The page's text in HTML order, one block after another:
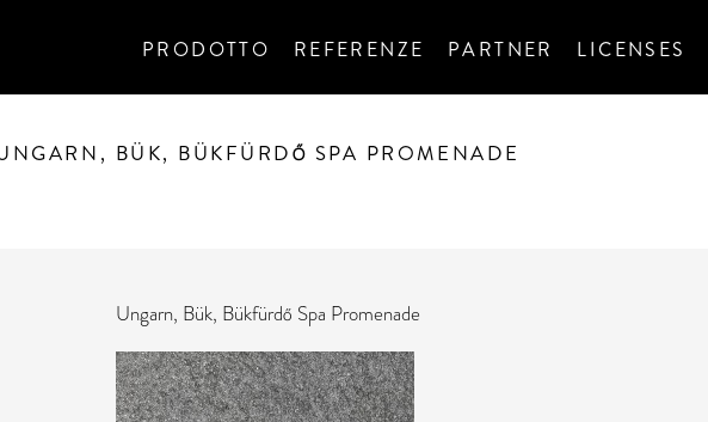
PRODOTTO REFERENZE PARTNER LICENSES
BÜK, BÜKFÜRDŐ SPA PROMENADE
Ungarn, Bük, Bükfürdő Spa Promenade